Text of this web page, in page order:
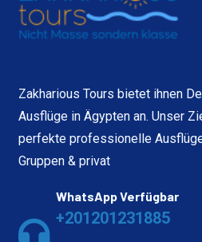
Zakharious Tours bietet ihnen
Ausflüge in Ägypten an. Unser
perfekte professionelle
Gruppen & privat
WhatsApp Verfügbar
+201201231885